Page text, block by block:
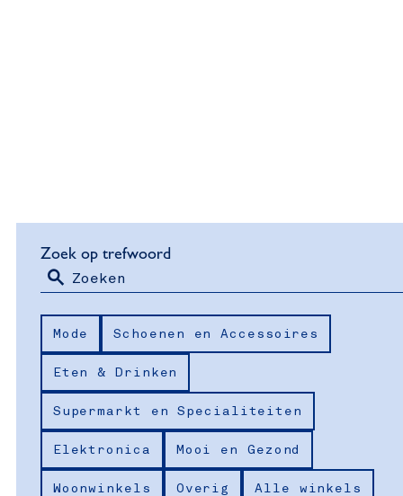
Zoek op trefwoord
Z
o
e
k
n
Mode Schoenen en Accessoires
Eten & Drinken
Supermarkt en Specialiteiten
Elektronica Mooi en Gezond
Woonwinkels Overig Alle winkels